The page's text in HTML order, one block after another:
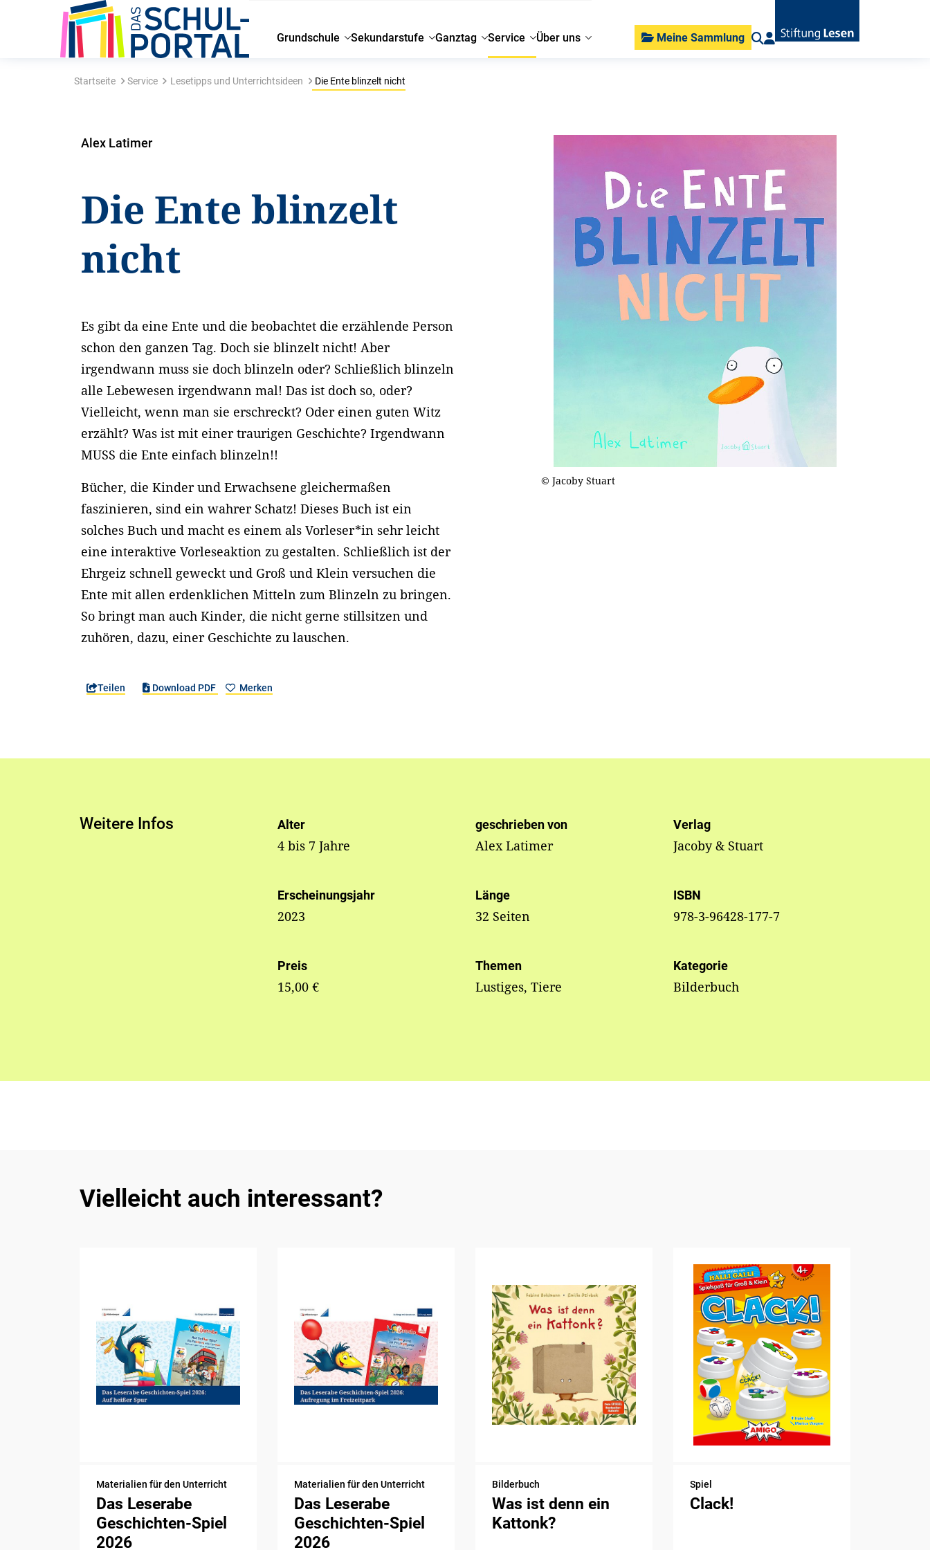
Grundschule Sekundarstufe Ganztag Service Über uns Meine Sammlung
Startseite Service Lesetipps und Unterrichtsideen Die Ente blinzelt nicht
Alex Latimer
Die Ente blinzelt
nicht
Es gibt da eine Ente und die beobachtet die erzählende Person
schon den ganzen Tag. Doch sie blinzelt nicht! Aber
irgendwann muss sie doch blinzeln oder? Schließlich blinzeln
alle Lebewesen irgendwann mal! Das ist doch so, oder?
Vielleicht, wenn man sie erschreckt? Oder einen guten Witz
erzählt? Was ist mit einer traurigen Geschichte? Irgendwann
MUSS die Ente einfach blinzeln!!
Bücher, die Kinder und Erwachsene gleichermaßen
faszinieren, sind ein wahrer Schatz! Dieses Buch ist ein
solches Buch und macht es einem als Vorleser*in sehr leicht
eine interaktive Vorleseaktion zu gestalten. Schließlich ist der
Ehrgeiz schnell geweckt und Groß und Klein versuchen die
Ente mit allen erdenklichen Mitteln zum Blinzeln zu bringen.
So bringt man auch Kinder, die nicht gerne stillsitzen und
zuhören, dazu, einer Geschichte zu lauschen.
Teilen Download PDF Merken
© Jacoby Stuart
Weitere Infos Alter
4 bis 7 Jahre
geschrieben von
Alex Latimer
Verlag
Jacoby & Stuart
Erscheinungsjahr
2023
Länge
32 Seiten
ISBN
978-3-96428-177-7
Preis
15,00 €
Themen
Lustiges, Tiere
Kategorie
Bilderbuch
Vielleicht auch interessant?
Materialien für den Unterricht
Das Leserabe
Geschichten-Spiel
2026
Materialien für den Unterricht
Das Leserabe
Geschichten-Spiel
2026
Bilderbuch
Was ist denn ein
Kattonk?
Spiel
Clack!